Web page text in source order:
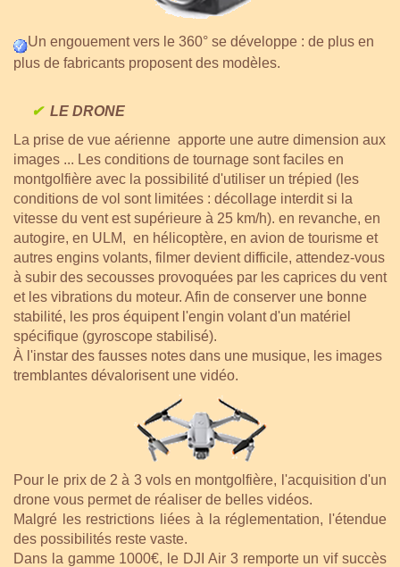
Un engouement vers le 360° se développe : de plus en
plus de fabricants proposent des modèles.
✔LE DRONE
La prise de vue aérienne apporte une autre dimension aux
images ... Les conditions de tournage sont faciles en
montgolfière avec la possibilité d'utiliser un trépied (les
conditions de vol sont limitées : décollage interdit si la
vitesse du vent est supérieure à 25 km/h). en revanche, en
autogire, en ULM, en hélicoptère, en avion de tourisme et
autres engins volants, filmer devient difficile, attendez-vous
à subir des secousses provoquées par les caprices du vent
et les vibrations du moteur. Afin de conserver une bonne
stabilité, les pros équipent l'engin volant d'un matériel
spécifique (gyroscope stabilisé).
À l'instar des fausses notes dans une musique, les images
tremblantes dévalorisent une vidéo.
Pour le prix de 2 à 3 vols en montgolfière, l'acquisition d'un
drone vous permet de réaliser de belles vidéos.
Malgré les restrictions liées à la réglementation, l'étendue
des possibilités reste vaste.
Dans la gamme 1000€, le DJI Air 3 remporte un vif succès